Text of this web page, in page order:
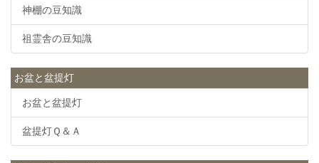
神棚の豆知識
祖霊舎の豆知識
お盆と盆提灯
お盆と盆提灯
盆提灯Ｑ＆Ａ